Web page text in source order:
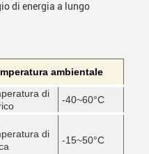
di energia a lungo
ambientale
di
-40~60°C
di
-15~50°C